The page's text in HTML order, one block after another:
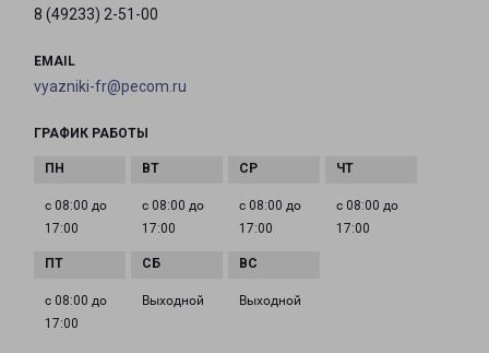
8 (49233) 2-51-00
EMAIL
vyazniki-fr@pecom.ru
ГРАФИК РАБОТЫ
с 08:00 до
17:00
с 08:00 до
17:00
с 08:00 до
17:00
с 08:00 до
17:00
с 08:00 до
17:00
Выходной Выходной